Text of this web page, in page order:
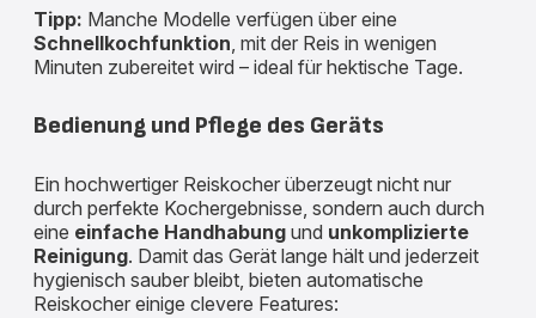
Tipp: Manche Modelle verfügen über eine
Schnellkochfunktion, mit der Reis in wenigen
Minuten zubereitet wird – ideal für hektische Tage.
Bedienung und Pflege des Geräts
Ein hochwertiger Reiskocher überzeugt nicht nur
durch perfekte Kochergebnisse, sondern auch durch
eine einfache Handhabung und unkomplizierte
Reinigung. Damit das Gerät lange hält und jederzeit
hygienisch sauber bleibt, bieten automatische
Reiskocher einige clevere Features: